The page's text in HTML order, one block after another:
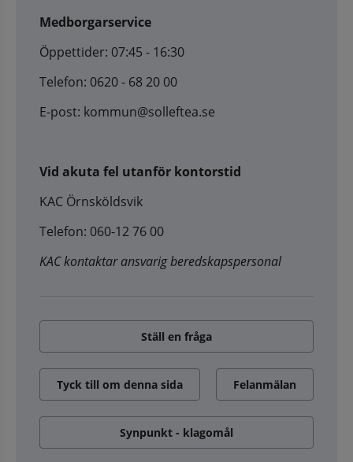
Medborgarservice
Öppettider: 07:45 - 16:30
Telefon: 0620 - 68 20 00
E-post: kommun@solleftea.se
Vid akuta fel utanför kontorstid
KAC Örnsköldsvik
Telefon: 060-12 76 00
KAC kontaktar ansvarig beredskapspersonal
Ställ en fråga
Tyck till om denna sida Felanmälan
Synpunkt - klagomål